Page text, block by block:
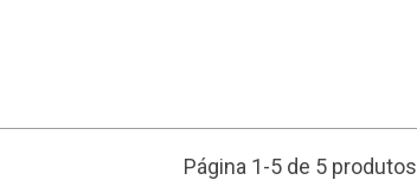
Página 1-5 de 5 produtos